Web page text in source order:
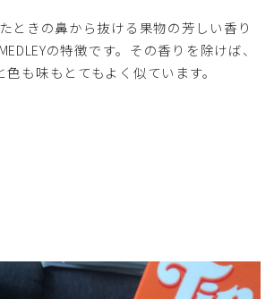
ときの鼻から抜ける果物の芳しい香り
の特徴です。その香りを除けば、
色も味もとてもよく似ています。